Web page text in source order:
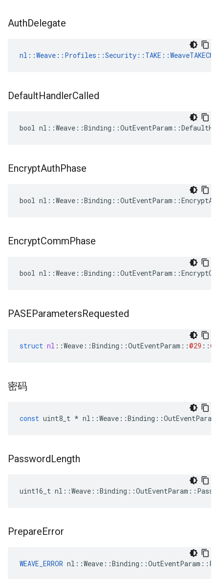
AuthDelegate
DefaultHandlerCalled
bool
EncryptAuthPhase
bool
EncryptCommPhase
bool
PASEParametersRequested
struct nl ::Weave ::Binding ::OutEventParam ::@29 ::
密码
const uint8_t * nl ::Weave ::Binding ::OutEventParam
PasswordLength
uint16_t
PrepareError
WEAVE_ERROR